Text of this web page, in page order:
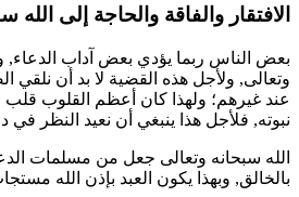
الافتقار والفاقة والحاجة إلى الله
بعض الناس ربما يؤدي بعض آداب الدعاء,
وتعالى, ولأجل هذه القضية لا بد أن نلقي
عند غيرهم؛ ولهذا كان أعظم القلوب
نبوته, فلأجل هذا ينبغي أن نعيد النظر في
الله سبحانه وتعالى جعل من مسلمات
بالخالق, وبهذا يكون العبد بإذن الله